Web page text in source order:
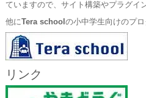
ていますので、サイト構築やプラグイ
他にTera school の小中学生向けのプ
リンク